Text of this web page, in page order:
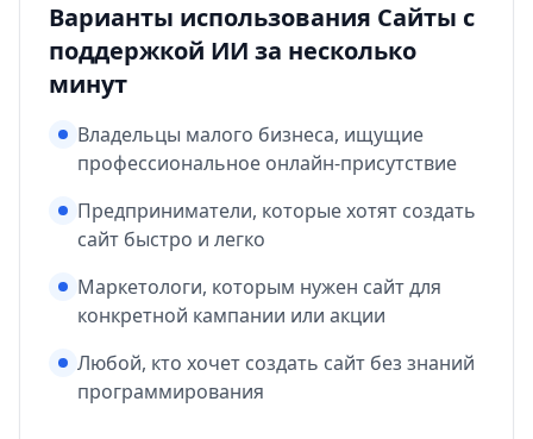
Варианты использования Сайты с
поддержкой ИИ за несколько
минут
Владельцы малого бизнеса, ищущие
профессиональное онлайн-присутствие
Предприниматели, которые хотят создать
сайт быстро и легко
Маркетологи, которым нужен сайт для
конкретной кампании или акции
Любой, кто хочет создать сайт без знаний
программирования